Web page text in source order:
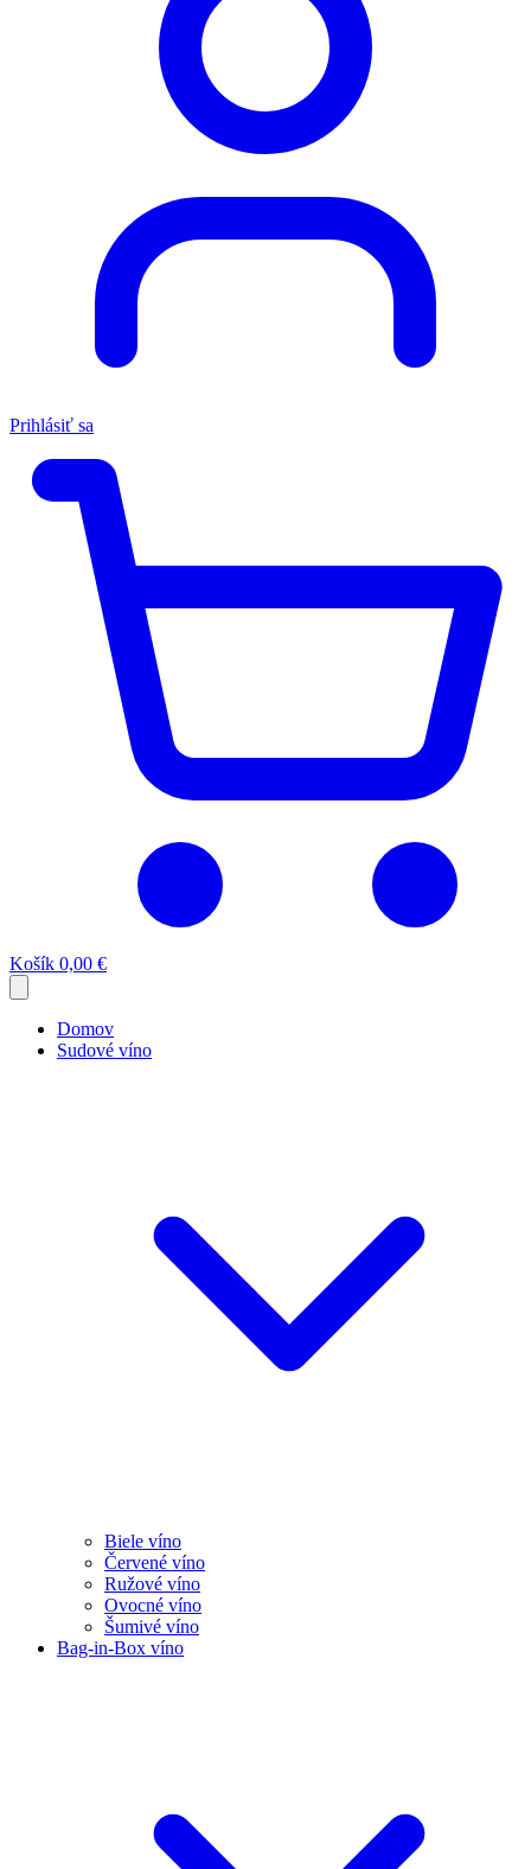
Prihlásiť sa
Košík 0,00 €
Domov
Sudové víno
Biele víno
Červené víno
Ružové víno
Ovocné víno
Šumivé víno
Bag-in-Box víno